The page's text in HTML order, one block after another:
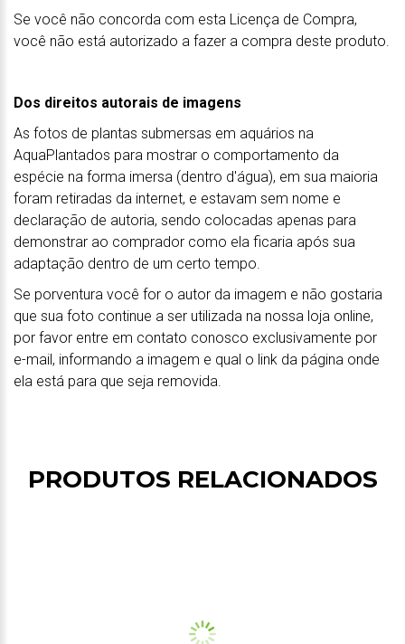
Se você não concorda com esta Licença de Compra,
você não está autorizado a fazer a compra deste produto.
Dos direitos autorais de imagens
As fotos de plantas submersas em aquários na
AquaPlantados para mostrar o comportamento da
espécie na forma imersa (dentro d'água), em sua maioria
foram retiradas da internet, e estavam sem nome e
declaração de autoria, sendo colocadas apenas para
demonstrar ao comprador como ela ficaria após sua
adaptação dentro de um certo tempo.
Se porventura você for o autor da imagem e não gostaria
que sua foto continue a ser utilizada na nossa loja online,
por favor entre em contato conosco exclusivamente por
e-mail, informando a imagem e qual o link da página onde
ela está para que seja removida.
PRODUTOS RELACIONADOS